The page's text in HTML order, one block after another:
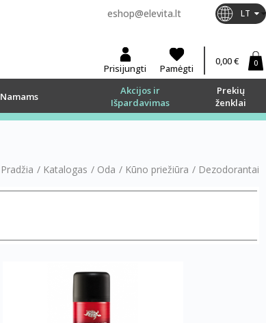
eshop@elevita.lt LT
Prisijungti Pamėgti
0,00 € 0
Namams
Akcijos ir
Išpardavimas
Prekių
ženklai
Pradžia / Katalogas / Oda / Kūno priežiūra / Dezodorantai